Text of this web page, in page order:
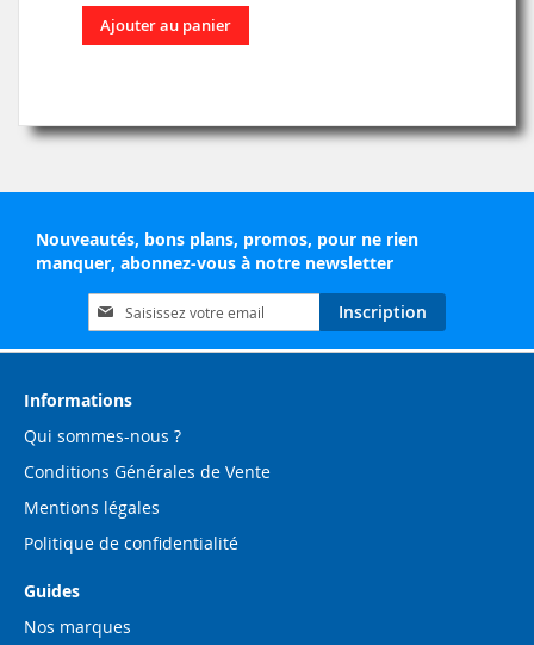
Ajouter au panier
Nouveautés, bons plans, promos, pour ne rien
manquer, abonnez-vous à notre newsletter
Inscription
à
notre
d’information
Inscription
Informations
Qui sommes-nous ?
Conditions Générales de Vente
Mentions légales
Politique de confidentialité
Guides
Nos marques